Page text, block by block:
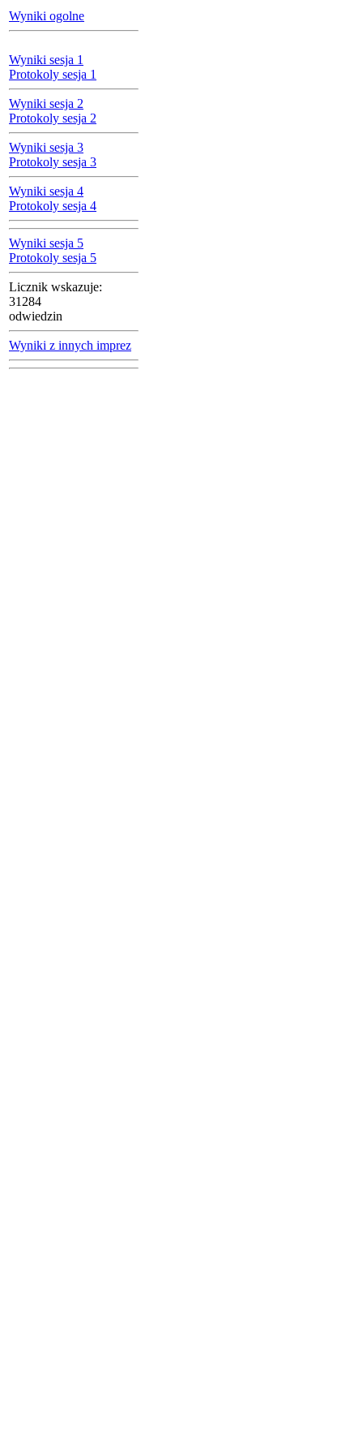
Wyniki ogolne
Wyniki sesja 1
Protokoly sesja 1
Wyniki sesja 2
Protokoly sesja 2
Wyniki sesja 3
Protokoly sesja 3
Wyniki sesja 4
Protokoly sesja 4
Wyniki sesja 5
Protokoly sesja 5
Licznik wskazuje:
31284
odwiedzin
Wyniki z innych imprez